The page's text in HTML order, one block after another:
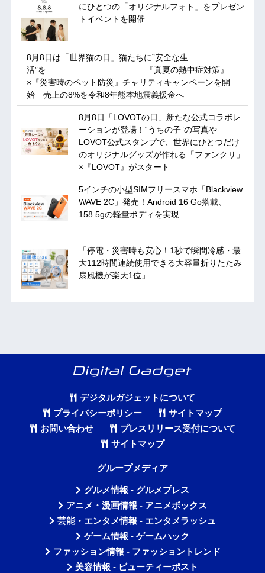
にひとつの「オリジナルフォト」をプレゼン
トイベントを開催
8月8日は「世界猫の日」猫たちに”安全な生
活”を 『真夏の熱中症対策』
×『災害時のペット防災』チャリティキャンペーンを開
始 売上の8%を令和8年熊本地震義援金へ
8月8日「LOVOTの日」新たな公式コラボレ
ーションが登場！“うちの子”の写真や
LOVOT公式スタンプで、世界にひとつだけ
のオリジナルグッズが作れる「ファンクリ」
×『LOVOT』がスタート
5インチの小型SIMフリースマホ「Blackview
WAVE 2C」発売！Android 16 Go搭載、
158.5gの軽量ボディを実現
「停電・災害時も安心！1秒で瞬間冷感・最
大112時間連続使用できる大容量折りたたみ
扇風機が楽天1位」
デジタルガジェットについて
プライバシーポリシー
サイトマップ
お問い合わせ
プレスリリース受付について
サイトマップ
グループメディア
グルメ情報 - グルメプレス
アニメ・漫画情報 - アニメボックス
芸能・エンタメ情報 - エンタメラッシュ
ゲーム情報 - ゲームハック
ファッション情報 - ファッショントレンド
美容情報 - ビューティーポスト